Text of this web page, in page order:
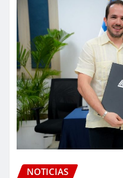
NOTICIAS